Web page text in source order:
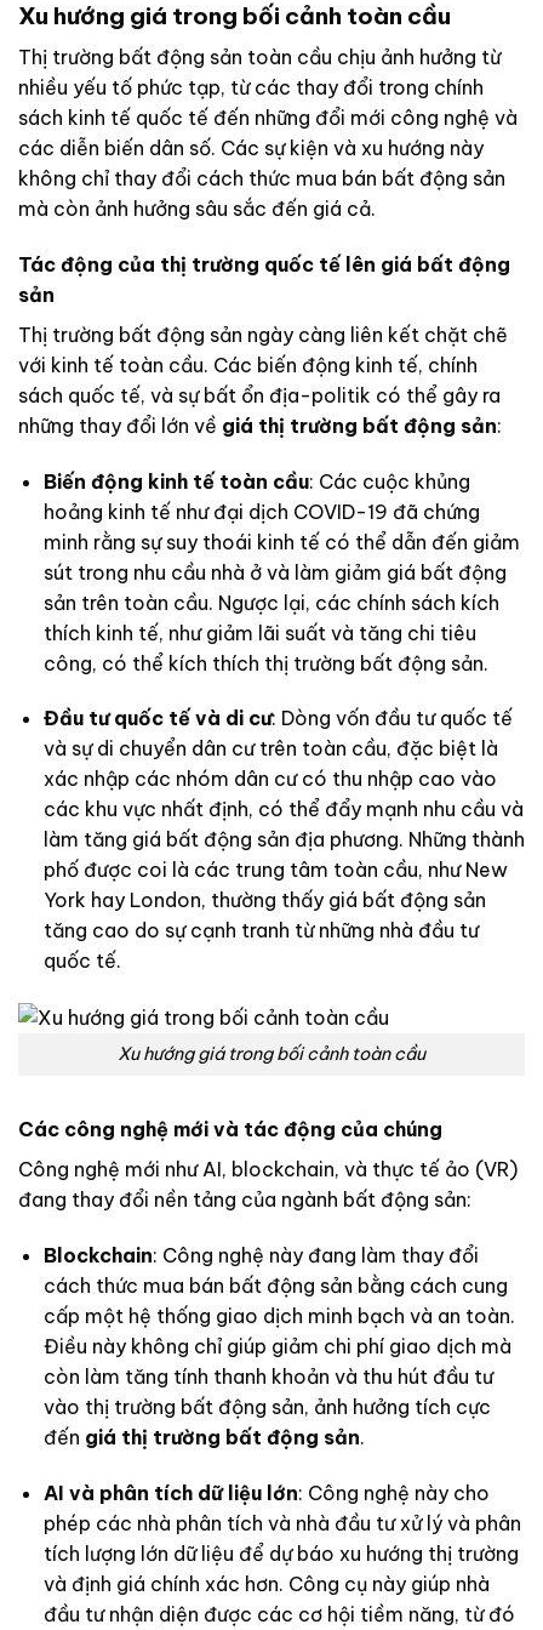
Xu hướng giá trong bối cảnh toàn cầu
Thị trường bất động sản toàn cầu chịu ảnh hưởng từ
nhiều yếu tố phức tạp, từ các thay đổi trong chính
sách kinh tế quốc tế đến những đổi mới công nghệ và
các diễn biến dân số. Các sự kiện và xu hướng này
không chỉ thay đổi cách thức mua bán bất động sản
mà còn ảnh hưởng sâu sắc đến giá cả.
Tác động của thị trường quốc tế lên giá bất động
sản
Thị trường bất động sản ngày càng liên kết chặt chẽ
với kinh tế toàn cầu. Các biến động kinh tế, chính
sách quốc tế, và sự bất ổn địa-politik có thể gây ra
những thay đổi lớn về giá thị trường bất động sản:
Biến động kinh tế toàn cầu: Các cuộc khủng
hoảng kinh tế như đại dịch COVID-19 đã chứng
minh rằng sự suy thoái kinh tế có thể dẫn đến giảm
sút trong nhu cầu nhà ở và làm giảm giá bất động
sản trên toàn cầu. Ngược lại, các chính sách kích
thích kinh tế, như giảm lãi suất và tăng chi tiêu
công, có thể kích thích thị trường bất động sản.
Đầu tư quốc tế và di cư: Dòng vốn đầu tư quốc tế
và sự di chuyển dân cư trên toàn cầu, đặc biệt là
xác nhập các nhóm dân cư có thu nhập cao vào
các khu vực nhất định, có thể đẩy mạnh nhu cầu và
làm tăng giá bất động sản địa phương. Những thành
phố được coi là các trung tâm toàn cầu, như New
York hay London, thường thấy giá bất động sản
tăng cao do sự cạnh tranh từ những nhà đầu tư
quốc tế.
Xu hướng giá trong bối cảnh toàn cầu
Các công nghệ mới và tác động của chúng
Công nghệ mới như AI, blockchain, và thực tế ảo (VR)
đang thay đổi nền tảng của ngành bất động sản:
Blockchain: Công nghệ này đang làm thay đổi
cách thức mua bán bất động sản bằng cách cung
cấp một hệ thống giao dịch minh bạch và an toàn.
Điều này không chỉ giúp giảm chi phí giao dịch mà
còn làm tăng tính thanh khoản và thu hút đầu tư
vào thị trường bất động sản, ảnh hưởng tích cực
đến giá thị trường bất động sản.
AI và phân tích dữ liệu lớn: Công nghệ này cho
phép các nhà phân tích và nhà đầu tư xử lý và phân
tích lượng lớn dữ liệu để dự báo xu hướng thị trường
và định giá chính xác hơn. Công cụ này giúp nhà
đầu tư nhận diện được các cơ hội tiềm năng, từ đó